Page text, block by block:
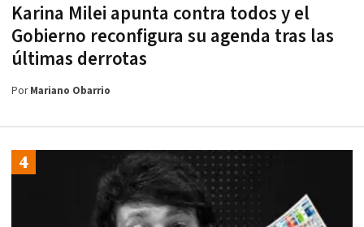
Karina Milei apunta contra todos y el
Gobierno reconfigura su agenda tras las
últimas derrotas
PorMariano Obarrio